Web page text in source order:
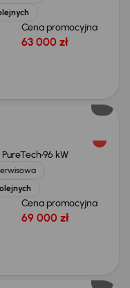
Cena promocyjna
63 000 zł
PureTech96 kW
Cena promocyjna
69 000 zł